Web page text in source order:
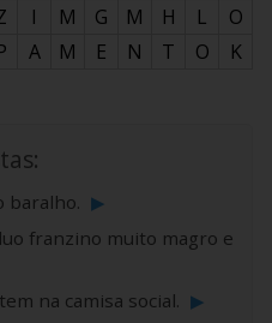
I M G M H L
O
A M E N T O K
baralho. ▶
franzino muito magro e
na camisa social. ▶